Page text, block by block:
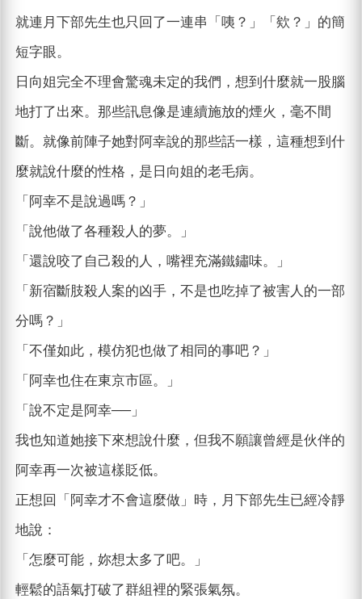
就連月下部先生也只回了一連串「咦？」「欸？」的簡
短字眼。
日向姐完全不理會驚魂未定的我們，想到什麼就一股腦
地打了出來。那些訊息像是連續施放的煙火，毫不間
斷。就像前陣子她對阿幸說的那些話一樣，這種想到什
麼就說什麼的性格，是日向姐的老毛病。
「阿幸不是說過嗎？」
「說他做了各種殺人的夢。」
「還說咬了自己殺的人，嘴裡充滿鐵鏽味。」
「新宿斷肢殺人案的凶手，不是也吃掉了被害人的一部
分嗎？」
「不僅如此，模仿犯也做了相同的事吧？」
「阿幸也住在東京市區。」
「說不定是阿幸──」
我也知道她接下來想說什麼，但我不願讓曾經是伙伴的
阿幸再一次被這樣貶低。
正想回「阿幸才不會這麼做」時，月下部先生已經冷靜
地說：
「怎麼可能，妳想太多了吧。」
輕鬆的語氣打破了群組裡的緊張氣氛。